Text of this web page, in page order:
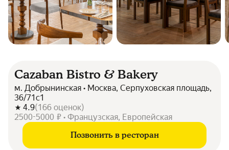
Cazaban Bistro & Bakery
м. Добрынинская • Москва, Серпуховская площадь,
36/71с1
4.9(166 оценок)
2500-5000 ₽ • Французская, Европейская
Позвонить в ресторан